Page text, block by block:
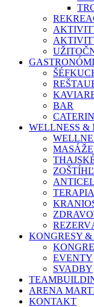
BAR
WELLNESS &
MASÁŽE
KONGRESY
EVENTY
SVADBY
ARENA
KONTAKT